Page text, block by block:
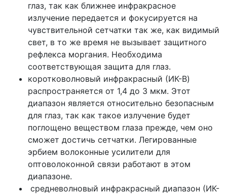
глаз, так как ближнее инфракрасное
излучение передается и фокусируется на
чувствительной сетчатки так же, как видимый
свет, в то же время не вызывает защитного
рефлекса моргания. Необходима
соответствующая защита для глаз.
коротковолновый инфракрасный (ИК-B)
распространяется от 1,4 до 3 мкм. Этот
диапазон является относительно безопасным
для глаз, так как такое излучение будет
поглощено веществом глаза прежде, чем оно
сможет достичь сетчатки. Легированные
эрбием волоконные усилители для
оптоволоконной связи работают в этом
диапазоне.
средневолновый инфракрасный диапазон (ИК-